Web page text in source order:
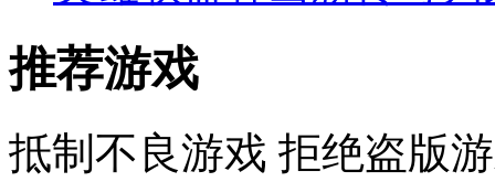
推荐游戏
抵制不良游戏 拒绝盗版